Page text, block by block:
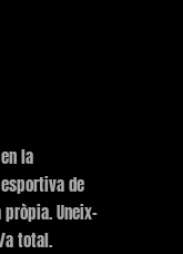
la
de
Uneix-
a total.